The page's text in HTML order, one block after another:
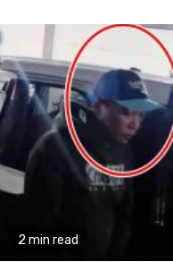
2 min read